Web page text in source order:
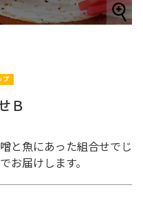
Ｂ
と魚にあった組合せでじ
お届けします。